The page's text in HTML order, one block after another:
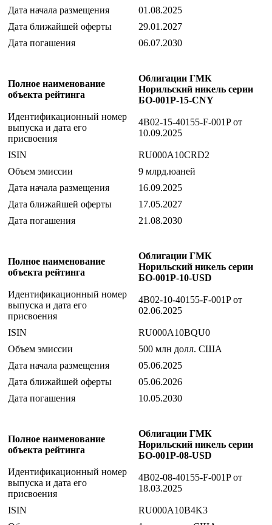
Дата начала размещения
01.08.2025
Дата ближайшей оферты
29.01.2027
Дата погашения
06.07.2030
Полное наименование
объекта рейтинга
Облигации ГМК
Норильский никель серии
БО-001Р-15-CNY
Идентификационный номер
выпуска и дата его
присвоения
4B02-15-40155-F-001P от
10.09.2025
ISIN
RU000A10CRD2
Объем эмиссии
9 млрд.юаней
Дата начала размещения
16.09.2025
Дата ближайшей оферты
17.05.2027
Дата погашения
21.08.2030
Полное наименование
объекта рейтинга
Облигации ГМК
Норильский никель серии
БО-001P-10-USD
Идентификационный номер
выпуска и дата его
присвоения
4B02-10-40155-F-001P от
02.06.2025
ISIN
RU000A10BQU0
Объем эмиссии
500 млн долл. США
Дата начала размещения
05.06.2025
Дата ближайшей оферты
05.06.2026
Дата погашения
10.05.2030
Полное наименование
объекта рейтинга
Облигации ГМК
Норильский никель серии
БО-001Р-08-USD
Идентификационный номер
выпуска и дата его
присвоения
4B02-08-40155-F-001P от
18.03.2025
ISIN
RU000A10B4K3